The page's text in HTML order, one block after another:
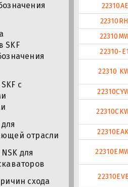
SKF
с
отрасли
для
схода
22310-
22310